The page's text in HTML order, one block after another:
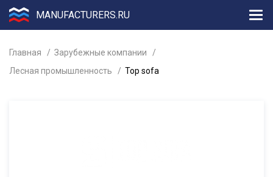
MANUFACTURERS.RU
Главная
Зарубежные компании
Лесная промышленность
Top sofa